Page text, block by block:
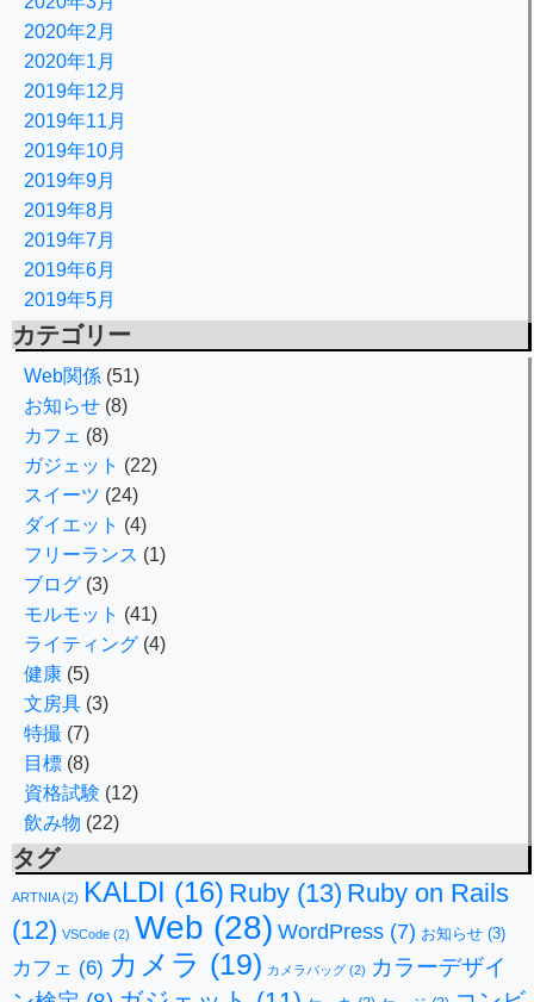
2020年2月
2020年1月
2019年12月
2019年11月
2019年10月
2019年9月
2019年8月
2019年7月
2019年6月
2019年5月
カテゴリー
Web関係 (51)
お知らせ (8)
カフェ (8)
ガジェット (22)
スイーツ (24)
ダイエット (4)
フリーランス (1)
ブログ (3)
モルモット (41)
ライティング (4)
健康 (5)
文房具 (3)
特撮 (7)
目標 (8)
資格試験 (12)
飲み物 (22)
タグ
ARTNIA(2) KALDI (16) Ruby (13) Ruby on Rails
(12) VSCode (2) Web (28) WordPress (7) お知らせ (3)
カフェ (6) カメラ (19) カメラバッグ (2) カラーデザイ